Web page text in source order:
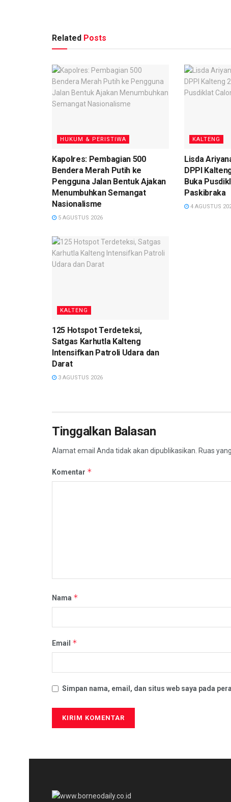
Related Posts
HUKUM & PERISTIWA
Kapolres: Pembagian 500
Bendera Merah Putih ke
Pengguna Jalan Bentuk Ajakan
Menumbuhkan Semangat
Nasionalisme
5 AGUSTUS 2026
KALTENG
Lisda
DPPI
Buka
Paskibraka
4 AGUSTUS
KALTENG
125 Hotspot Terdeteksi,
Satgas Karhutla Kalteng
Intensifkan Patroli Udara dan
Darat
3 AGUSTUS 2026
Tinggalkan Balasan
Alamat email Anda tidak akan dipublikasikan. Ruas
Komentar *
Nama *
Email *
Simpan nama, email, dan situs web saya pada